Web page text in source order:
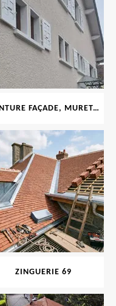
PEINTURE FAÇADE, MURET, TOITURE, BOISERIE, FERRONERIE, GOUTTIÈRE 69
ZINGUERIE 69